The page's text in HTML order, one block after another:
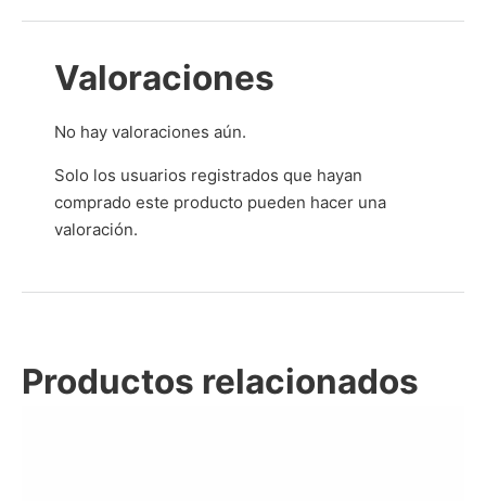
Valoraciones
No hay valoraciones aún.
Solo los usuarios registrados que hayan
comprado este producto pueden hacer una
valoración.
Productos relacionados